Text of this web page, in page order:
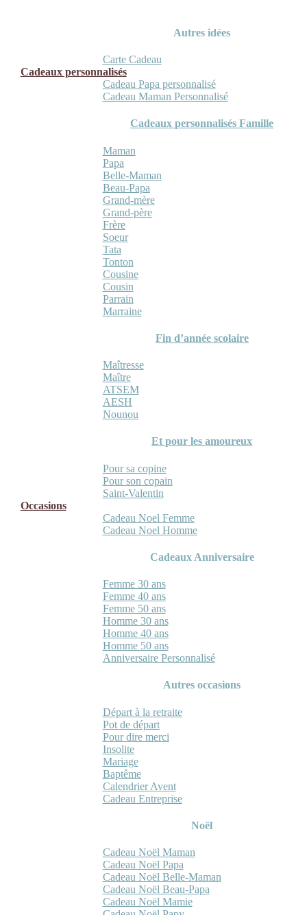
Autres idées
Carte Cadeau
Cadeaux personnalisés
Cadeau Papa personnalisé
Cadeau Maman Personnalisé
Cadeaux personnalisés Famille
Maman
Papa
Belle-Maman
Beau-Papa
Grand-mère
Grand-père
Frère
Soeur
Tata
Tonton
Cousine
Cousin
Parrain
Marraine
Fin d’année scolaire
Maîtresse
Maître
ATSEM
AESH
Nounou
Et pour les amoureux
Pour sa copine
Pour son copain
Saint-Valentin
Occasions
Cadeau Noel Femme
Cadeau Noel Homme
Cadeaux Anniversaire
Femme 30 ans
Femme 40 ans
Femme 50 ans
Homme 30 ans
Homme 40 ans
Homme 50 ans
Anniversaire Personnalisé
Autres occasions
Départ à la retraite
Pot de départ
Pour dire merci
Insolite
Mariage
Baptême
Calendrier Avent
Cadeau Entreprise
Noël
Cadeau Noël Maman
Cadeau Noël Papa
Cadeau Noël Belle-Maman
Cadeau Noël Beau-Papa
Cadeau Noël Mamie